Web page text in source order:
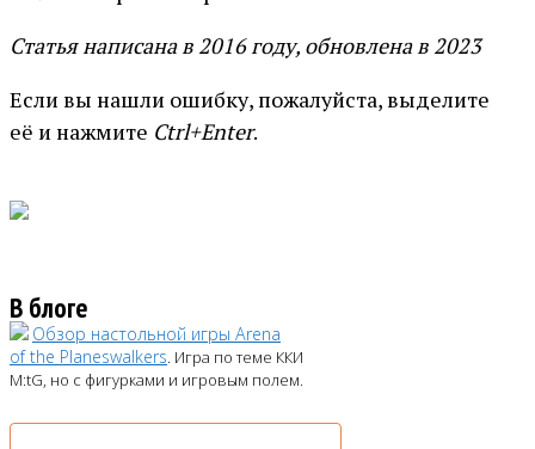
Статья написана в 2016 году, обновлена в 2023
Если вы нашли ошибку, пожалуйста, выделите
её и нажмите Ctrl+Enter.
В блоге
Обзор настольной игры Arena
of the Planeswalkers. Игра по теме ККИ
M:tG, но с фигурками и игровым полем.